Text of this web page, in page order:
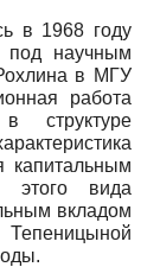
в 1968 году
под научным
в МГУ
работа
структуре
капитальным
этого вида
вкладом